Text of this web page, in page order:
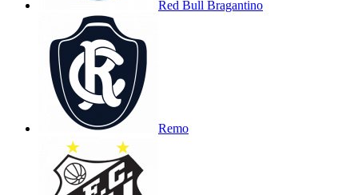
Red Bull Bragantino
Remo